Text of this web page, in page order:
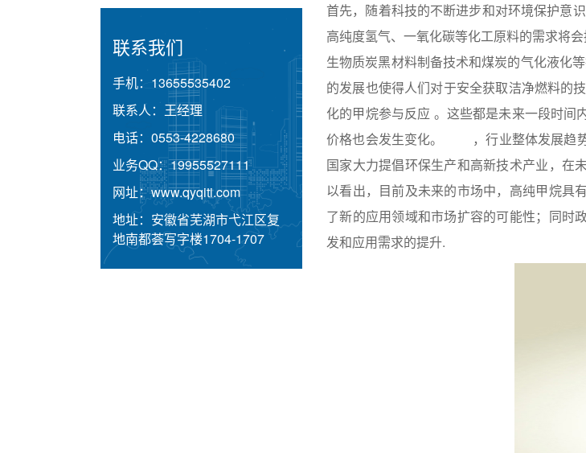
联系我们
手机： 13655535402
联系人： 王经理
电话： 0553-4228680
业务QQ：19955527111
网址：www.qyqiti.com
地址： 安徽省芜湖市弋江区复
地南都荟写字楼1704-1707
首先，随着科技的不断进步和对环境保护意
高纯度氢气、一氧化碳等化工原料的需求将
生物质炭黑材料制备技术和煤炭的气化液化
的发展也使得人们对于安全获取洁净燃料的
化的甲烷参与反应 。这些都是未来一段时
价格也会发生变化。 ，行业整体发展趋
国家大力提倡环保生产和高新技术产业，在
以看出，目前及未来的市场中，高纯甲烷具
了新的应用领域和市场扩容的可能性；同时
发和应用需求的提升.